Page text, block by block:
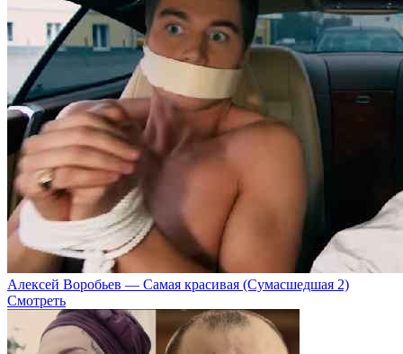
Алексей Воробьев — Самая красивая (Сумасшедшая 2)
Смотреть